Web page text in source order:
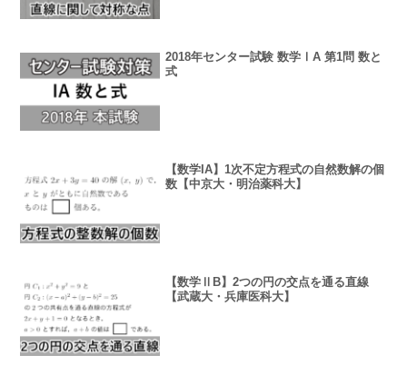
2018年センター試験 数学ⅠA 第1問 数と
式
【数学IA】1次不定方程式の自然数解の個
数【中京大・明治薬科大】
【数学ⅡB】2つの円の交点を通る直線
【武蔵大・兵庫医科大】